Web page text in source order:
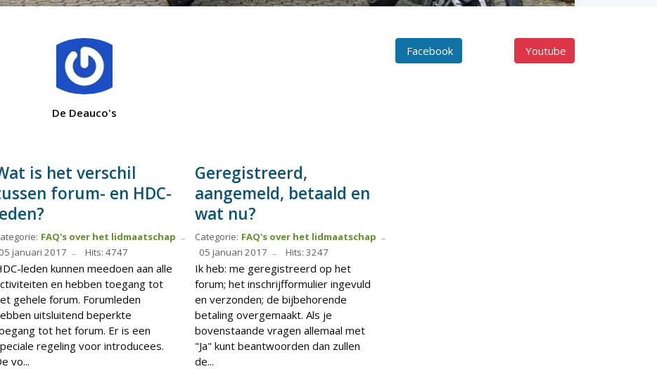
De Deauco's
is het verschil
forum- en HDC-
FAQ's over het lidmaatschap
05 januari 2017
Hits: 4747
leden kunnen meedoen aan alle
en hebben toegang tot
gehele forum. Forumleden
uitsluitend beperkte
tot het forum. Er is een
regeling voor introducees.
vo...
Geregistreerd,
aangemeld, betaald en
wat nu?
Categorie: FAQ's over het lidmaatschap
05 januari 2017
Hits: 3247
Ik heb: me geregistreerd op het
forum; het inschrijfformulier ingevuld
en verzonden; de bijbehorende
betaling overgemaakt. Als je
bovenstaande vragen allemaal met
"Ja" kunt beantwoorden dan zullen
de...
Facebook Youtube